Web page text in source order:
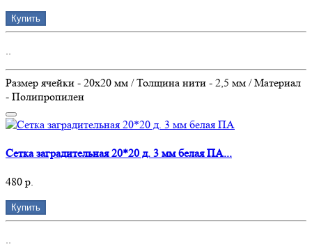
Купить
..
Размер ячейки - 20х20 мм / Толщина нити - 2,5 мм / Материал
- Полипропилен
Сетка заградительная 20*20 д. 3 мм белая ПА...
480 р.
Купить
..